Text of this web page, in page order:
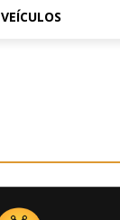
VEÍCULOS